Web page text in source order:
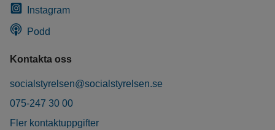
Instagram
Podd
Kontakta oss
socialstyrelsen@socialstyrelsen.se
075-247 30 00
Fler kontaktuppgifter